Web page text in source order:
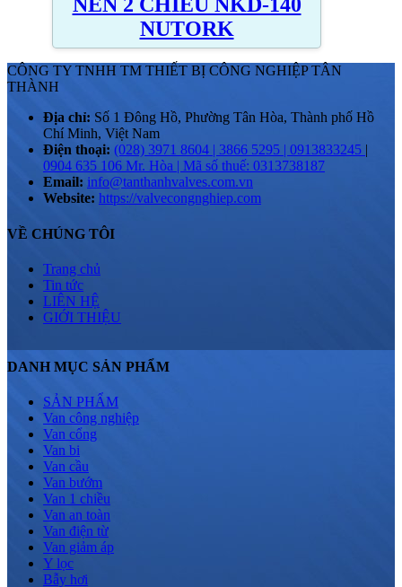
NÉN 2 CHIỀU NKD-140
NUTORK
CÔNG TY TNHH TM THIẾT BỊ CÔNG NGHIỆP TÂN
THÀNH
Địa chỉ: Số 1 Đông Hồ, Phường Tân Hòa, Thành phố Hồ
Chí Minh, Việt Nam
Điện thoại: (028) 3971 8604 | 3866 5295 | 0913833245 |
0904 635 106 Mr. Hòa | Mã số thuế: 0313738187
Email: info@tanthanhvalves.com.vn
Website: https://valvecongnghiep.com
VỀ CHÚNG TÔI
Trang chủ
Tin tức
LIÊN HỆ
GIỚI THIỆU
DANH MỤC SẢN PHẨM
SẢN PHẨM
Van công nghiệp
Van cổng
Van bi
Van cầu
Van bướm
Van 1 chiều
Van an toàn
Van điện từ
Van giảm áp
Y lọc
Bẫy hơi